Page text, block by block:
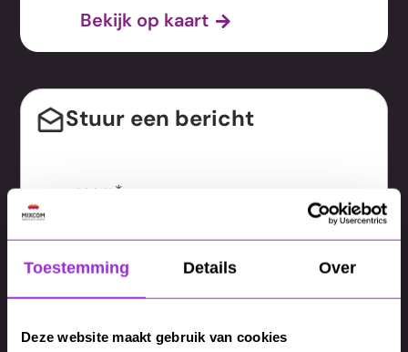
Toestemming Details Over
Deze website maakt gebruik van cookies
Bekijk op kaart
Stuur een bericht
*
(
e
-
m
i
b
e